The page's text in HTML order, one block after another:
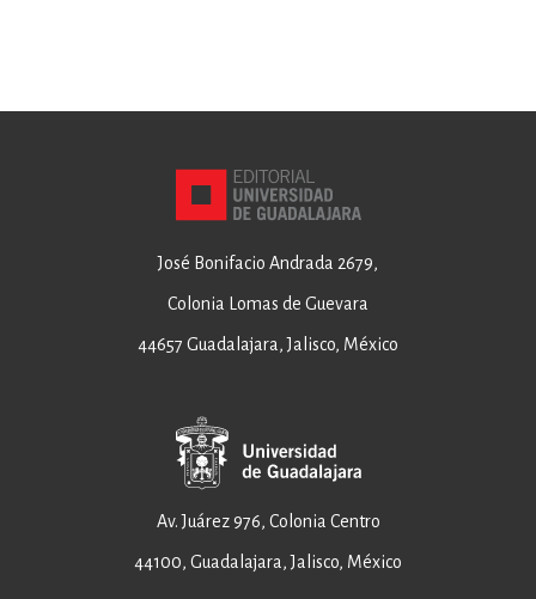
José Bonifacio Andrada 2679,
Colonia Lomas de Guevara
44657 Guadalajara, Jalisco, México
Av. Juárez 976, Colonia Centro
44100, Guadalajara, Jalisco, México